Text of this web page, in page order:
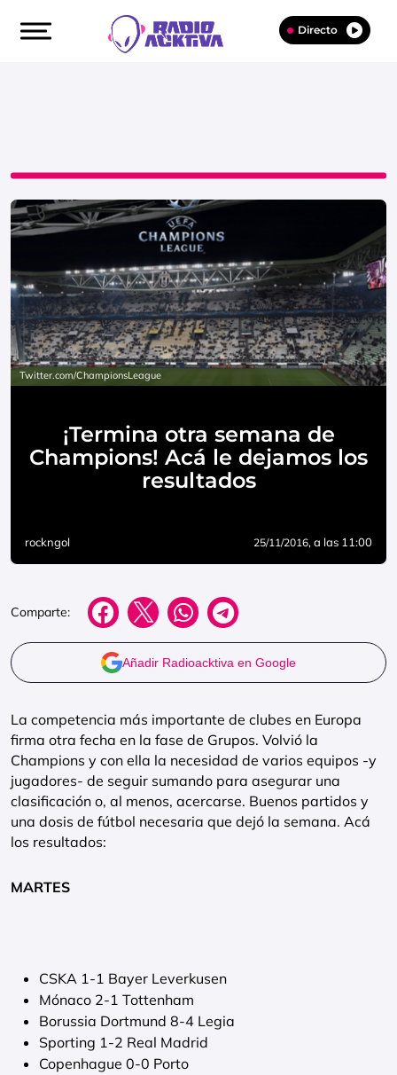
Directo
Twitter.com/ChampionsLeague
¡Termina otra semana de
Champions! Acá le dejamos los
resultados
rockngol 25/11/2016, a las 11:00
Comparte:
Añadir Radioacktiva en Google
La competencia más importante de clubes en Europa
firma otra fecha en la fase de Grupos. Volvió la
Champions y con ella la necesidad de varios equipos -y
jugadores- de seguir sumando para asegurar una
clasificación o, al menos, acercarse. Buenos partidos y
una dosis de fútbol necesaria que dejó la semana. Acá
los resultados:
MARTES
CSKA 1-1 Bayer Leverkusen
Mónaco 2-1 Tottenham
Borussia Dortmund 8-4 Legia
Sporting 1-2 Real Madrid
Copenhague 0-0 Porto